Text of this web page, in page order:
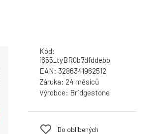
Kód:
i655_tyBR0b7dfddebb
EAN: 3286341962512
Záruka: 24 měsíců
Výrobce: Bridgestone
Do oblíbených